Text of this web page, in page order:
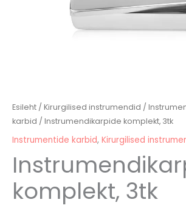
Esileht / Kirurgilised instrumendid /
karbid / Instrumendikarpide komplekt, 3tk
Instrumentide karbid, Kirurgilised
komplekt, 3tk